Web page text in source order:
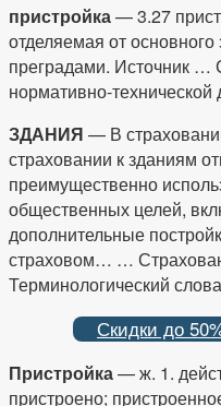
пристройка— 3.27
отделяемая от
преградами. Источник …
нормативно-технической
ЗДАНИЯ — В
страховании к зданиям
преимущественно
общественных целей,
дополнительные
страховом… …
Терминологический
Скидки до
Пристройка— ж. 1.
пристроено;